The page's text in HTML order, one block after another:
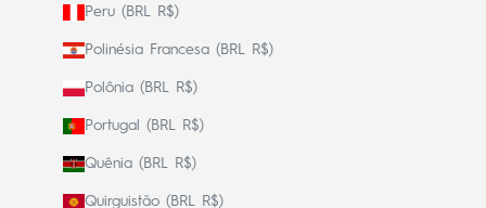
Peru (BRL R$)
Polinésia Francesa (BRL R$)
Polônia (BRL R$)
Portugal (BRL R$)
Quênia (BRL R$)
Quirguistão (BRL R$)